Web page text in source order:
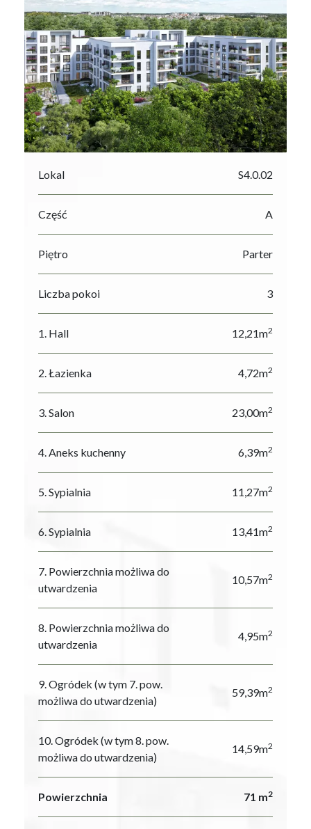
Lokal S4.0.02
Część A
Piętro Parter
Liczba pokoi 3
1. Hall 12,21m2
2. Łazienka 4,72m2
3. Salon 23,00m2
4. Aneks kuchenny 6,39m2
5. Sypialnia 11,27m2
6. Sypialnia 13,41m2
7. Powierzchnia możliwa do
utwardzenia
10,57m2
8. Powierzchnia możliwa do
utwardzenia
4,95m2
9. Ogródek (w tym 7. pow.
możliwa do utwardzenia)
59,39m2
10. Ogródek (w tym 8. pow.
możliwa do utwardzenia)
14,59m2
Powierzchnia 71 m2